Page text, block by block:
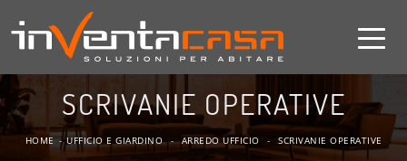
SCRIVANIE OPERATIVE
HOME - UFFICIO E GIARDINO - ARREDO UFFICIO - SCRIVANIE OPERATIVE